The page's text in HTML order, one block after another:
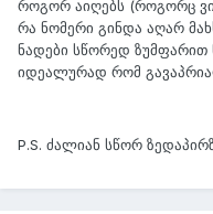
როგორ აიღებს (როგორც
რა ნომერი გინდა აღარ
ნადები სწორედ
იდეალურად რომ
P.S. ძალიან სწორ